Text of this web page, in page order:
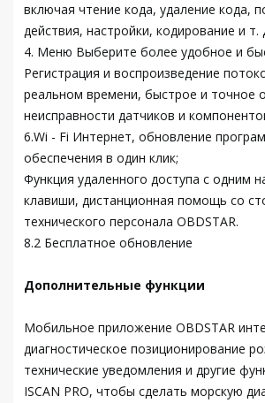
включая чтение кода, удаление кода,
действия, настройки, кодирование и т.
4. Меню Выберите более удобное и
Регистрация и воспроизведение
реальном времени, быстрое и точное
неисправности датчиков и
6.Wi - Fi Интернет, обновление
обеспечения в один клик;
Функция удаленного доступа с одним
клавиши, дистанционная помощь со
технического персонала OBDSTAR.
8.2 Бесплатное обновление
Дополнительные функции
Мобильное приложение OBDSTAR
диагностическое позиционирование
технические уведомления и другие
ISCAN PRO, чтобы сделать морскую